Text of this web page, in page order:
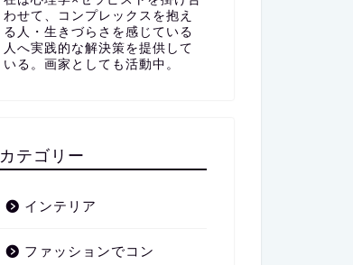
わせて、コンプレックスを抱え
る人・生きづらさを感じている
人へ実践的な解決策を提供して
いる。画家としても活動中。
カテゴリー
インテリア
ファッションでコン